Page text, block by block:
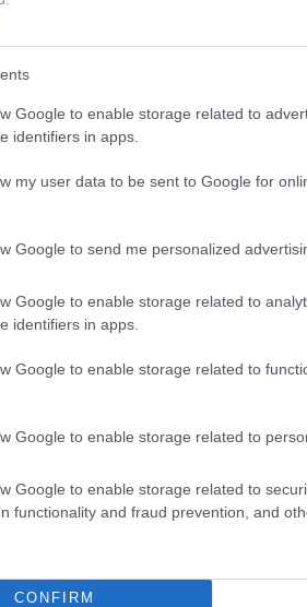
Google to enable storage related to
identifiers in apps.
my user data to be sent to Google for
Google to send me personalized
Google to enable storage related to
identifiers in apps.
Google to enable storage related to
Google to enable storage related to
Google to enable storage related to
functionality and fraud prevention, and
CONFIRM
στιγμή,
ΒΙΚΥ ΣΤΑΥΡΟΠΟΥΛΟΥ